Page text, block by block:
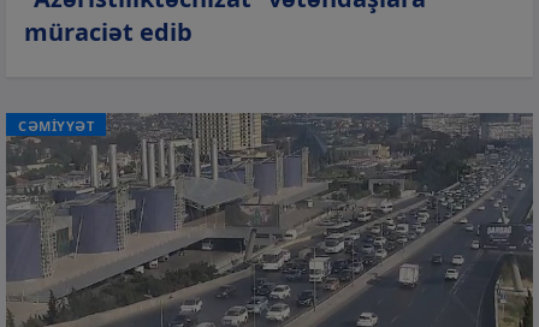
müraciət edib
CƏMİYYƏT